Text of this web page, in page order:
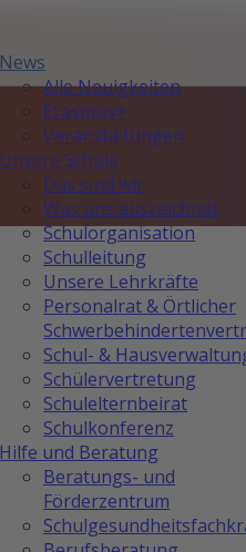
News
Alle Neuigkeiten
Erasmus+
Veranstaltungen
Unsere Schule
Das sind wir
Was uns auszeichnet
Schulorganisation
Schulleitung
Unsere Lehrkräfte
Personalrat & Örtlicher
Schul- &
Schülervertretung
Schulelternbeirat
Schulkonferenz
Hilfe und Beratung
Beratungs- und
Förderzentrum